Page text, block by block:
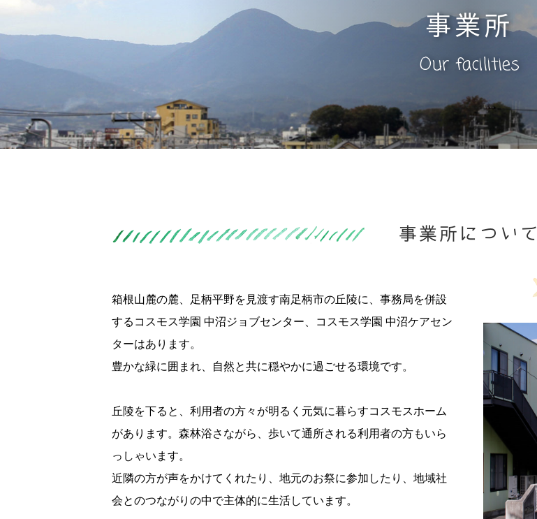
事業所
Our facilities
事業所について
箱根山麓の麓、足柄平野を見渡す南足柄市の丘陵に、事務局を併設
するコスモス学園 中沼ジョブセンター、コスモス学園 中沼ケアセン
ターはあります。
豊かな緑に囲まれ、自然と共に穏やかに過ごせる環境です。
丘陵を下ると、利用者の方々が明るく元気に暮らすコスモスホーム
があります。森林浴さながら、歩いて通所される利用者の方もいら
っしゃいます。
近隣の方が声をかけてくれたり、地元のお祭に参加したり、地域社
会とのつながりの中で主体的に生活しています。